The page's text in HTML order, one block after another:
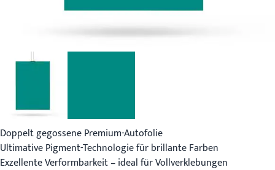
Doppelt gegossene Premium-Autofolie
Ultimative Pigment-Technologie für brillante Farben
Exzellente Verformbarkeit – ideal für Vollverklebungen